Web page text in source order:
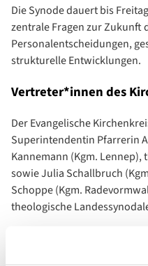
Die Synode dauert bis
zentrale Fragen zur Zukunft
Personalentscheidungen,
strukturelle Entwicklungen.
Vertreter*innen des
Der Evangelische
Superintendentin Pfarrerin
Kannemann (Kgm.
sowie Julia Schallbruch
Schoppe (Kgm.
theologische
Pfarrer David Kannemann
engagierte Diskussionen